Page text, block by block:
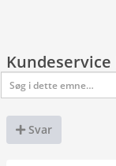
Kundeservice
Svar